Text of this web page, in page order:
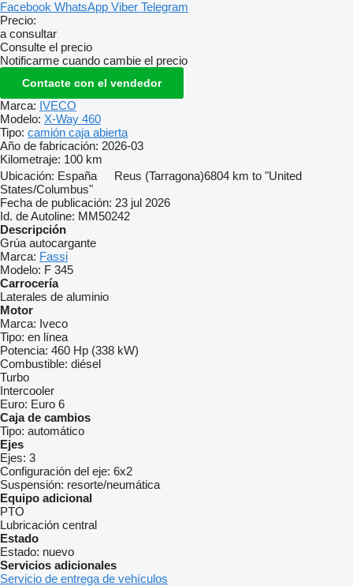
Facebook WhatsApp Viber Telegram
Precio:
a consultar
Consulte el precio
Notificarme cuando cambie el precio
Contacte con el vendedor
Marca: IVECO
Modelo: X-Way 460
Tipo: camión caja abierta
Año de fabricación: 2026-03
Kilometraje: 100 km
Ubicación: España Reus (Tarragona)6804 km to "United
States/Columbus"
Fecha de publicación: 23 jul 2026
Id. de Autoline: MM50242
Descripción
Grúa autocargante
Marca: Fassi
Modelo: F 345
Carrocería
Laterales de aluminio
Motor
Marca: Iveco
Tipo: en línea
Potencia: 460 Hp (338 kW)
Combustible: diésel
Turbo
Intercooler
Euro: Euro 6
Caja de cambios
Tipo: automático
Ejes
Ejes: 3
Configuración del eje: 6x2
Suspensión: resorte/neumática
Equipo adicional
PTO
Lubricación central
Estado
Estado: nuevo
Servicios adicionales
Servicio de entrega de vehículos